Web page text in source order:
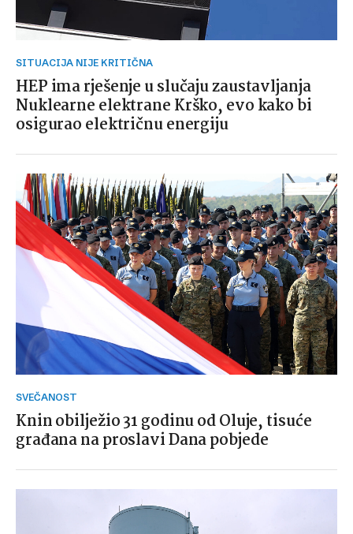
SITUACIJA NIJE KRITIČNA
HEP ima rješenje u slučaju zaustavljanja
Nuklearne elektrane Krško, evo kako bi
osigurao električnu energiju
SVEČANOST
Knin obilježio 31 godinu od Oluje, tisuće
građana na proslavi Dana pobjede